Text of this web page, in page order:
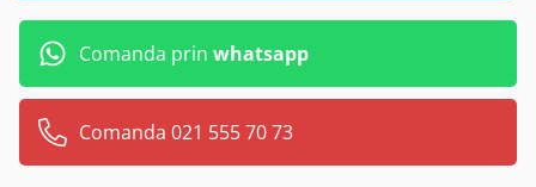
Comanda prin whatsapp
Comanda 021 555 70 73